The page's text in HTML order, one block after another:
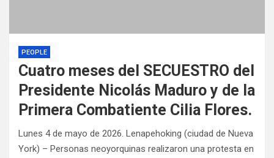
PEOPLE
Cuatro meses del SECUESTRO del
Presidente Nicolás Maduro y de la
Primera Combatiente Cilia Flores.
Lunes 4 de mayo de 2026. Lenapehoking (ciudad de Nueva
York) – Personas neoyorquinas realizaron una protesta en